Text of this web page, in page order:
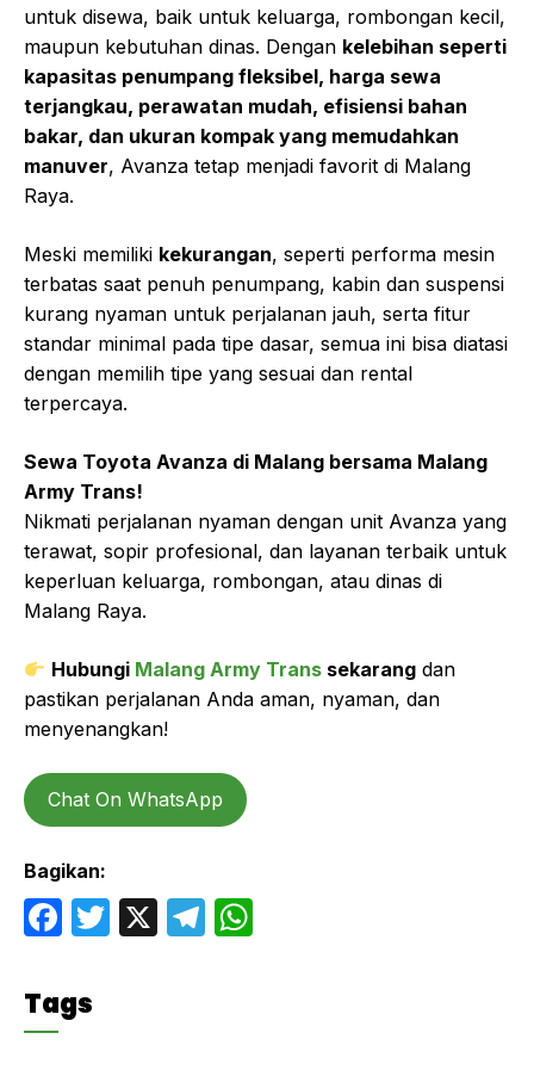
untuk disewa, baik untuk keluarga, rombongan kecil,
maupun kebutuhan dinas. Dengan kelebihan seperti
kapasitas penumpang fleksibel, harga sewa
terjangkau, perawatan mudah, efisiensi bahan
bakar, dan ukuran kompak yang memudahkan
manuver, Avanza tetap menjadi favorit di Malang
Raya.
Meski memiliki kekurangan, seperti performa mesin
terbatas saat penuh penumpang, kabin dan suspensi
kurang nyaman untuk perjalanan jauh, serta fitur
standar minimal pada tipe dasar, semua ini bisa diatasi
dengan memilih tipe yang sesuai dan rental
terpercaya.
Sewa Toyota Avanza di Malang bersama Malang
Army Trans!
Nikmati perjalanan nyaman dengan unit Avanza yang
terawat, sopir profesional, dan layanan terbaik untuk
keperluan keluarga, rombongan, atau dinas di
Malang Raya.
Hubungi Malang Army Trans sekarang dan
pastikan perjalanan Anda aman, nyaman, dan
menyenangkan!
Chat On WhatsApp
Bagikan:
F
c
e
T
X
T
Tags